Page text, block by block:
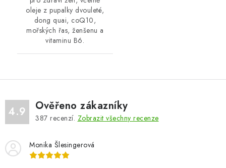
oleje z pupalky dvouleté,
dong quai, coQ10,
mořských řas, ženšenu a
vitaminu B6.
4.9 Ověřeno zákazníky
387 recenzí. Zobrazit všechny recenze
Monika Šlesingerová